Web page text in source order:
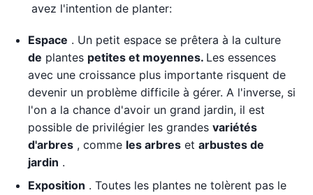
avez l'intention de planter:
Espace . Un petit espace se prêtera à la culture
de plantes petites et moyennes. Les essences
avec une croissance plus importante risquent de
devenir un problème difficile à gérer. A l'inverse, si
l'on a la chance d'avoir un grand jardin, il est
possible de privilégier les grandes variétés
d'arbres , comme les arbres et arbustes de
jardin .
Exposition . Toutes les plantes ne tolèrent pas le